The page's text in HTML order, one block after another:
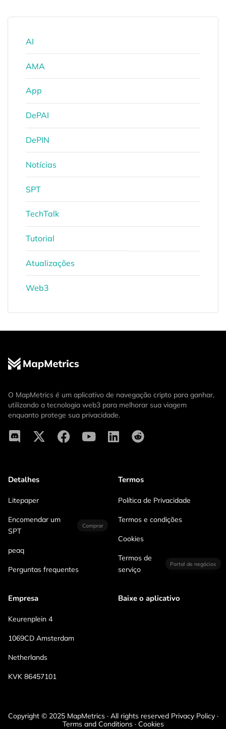
AI
AMA
App
DePAI
DePIN
Notícias
SPT
TechTalk
Tutorial
Atualizações
Web3
O MapMetrics é um aplicativo de navegação cripto para ganhar,
utilizando a tecnologia web3 para melhorar sua viagem
enquanto protege sua privacidade.
Detalhes
Litepaper
Encomendar um
SPT
Comprar
peaq
Perguntas frequentes
Termos
Política de Privacidade
Termos e condições
Cookies
Termos de
serviço
Portal de negócios
Empresa
Keurenplein 4
1069CD Amsterdam
Netherlands
KVK 86457101
Baixe o aplicativo
Copyright © 2025 MapMetrics · All rights reserved Privacy Policy ·
Terms and Conditions · Cookies